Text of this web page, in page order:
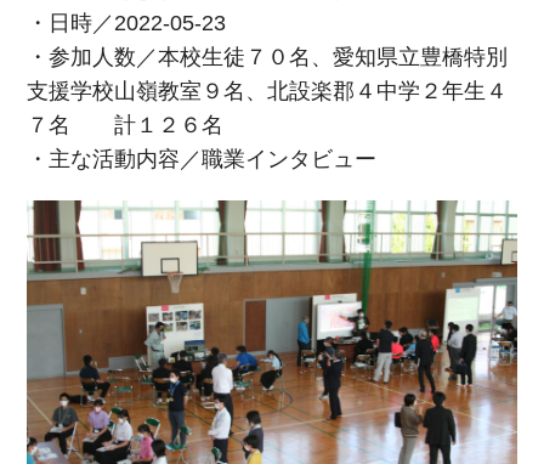
・日時／2022-05-23
・参加人数／本校生徒７０名、愛知県立豊橋特別
支援学校山嶺教室９名、北設楽郡４中学２年生４
７名 計１２６名
・主な活動内容／職業インタビュー